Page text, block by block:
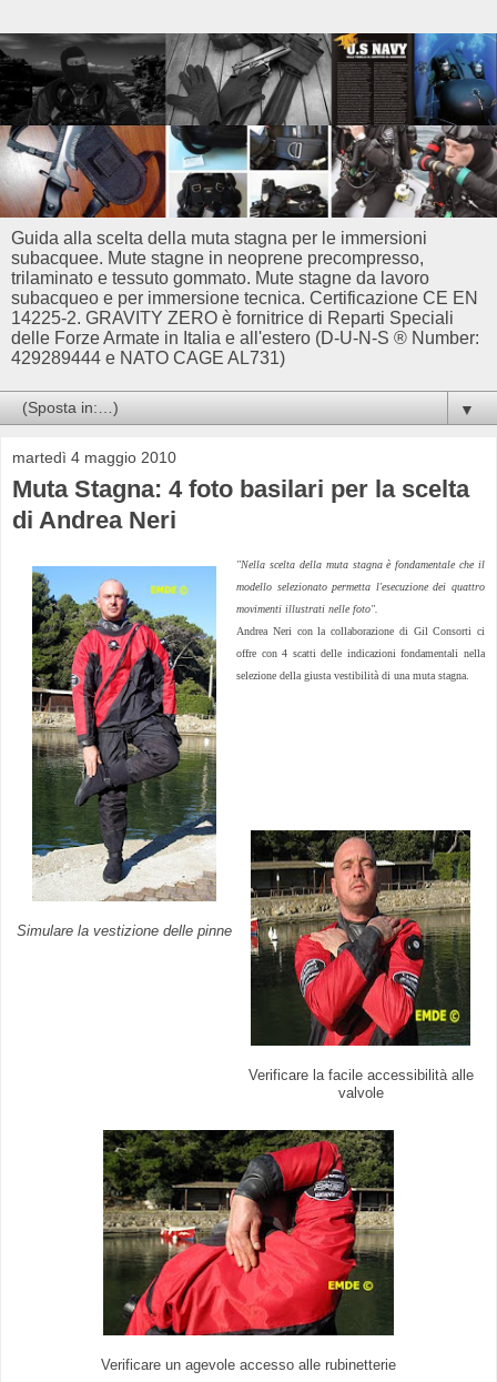
Guida alla scelta della muta stagna per le immersioni
subacquee. Mute stagne in neoprene precompresso,
trilaminato e tessuto gommato. Mute stagne da lavoro
subacqueo e per immersione tecnica. Certificazione CE EN
14225-2. GRAVITY ZERO è fornitrice di Reparti Speciali
delle Forze Armate in Italia e all'estero (D-U-N-S ® Number:
429289444 e NATO CAGE AL731)
▼
martedì 4 maggio 2010
Muta Stagna: 4 foto basilari per la scelta
di Andrea Neri
Simulare la vestizione delle pinne
"Nella scelta della muta stagna è fondamentale che il
modello selezionato permetta l'esecuzione dei quattro
movimenti illustrati nelle foto".
Andrea Neri con la collaborazione di Gil Consorti ci
offre con 4 scatti delle indicazioni fondamentali nella
selezione della giusta vestibilità di una muta stagna.
Verificare la facile accessibilità alle
valvole
Verificare un agevole accesso alle rubinetterie